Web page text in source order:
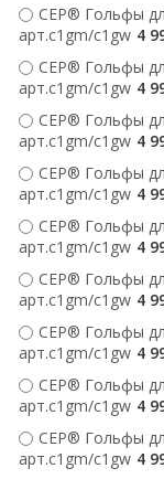
CEP® Гольфы
арт.c1gm/c1gw 4
CEP® Гольфы
арт.c1gm/c1gw 4
CEP® Гольфы
арт.c1gm/c1gw 4
CEP® Гольфы
арт.c1gm/c1gw 4
CEP® Гольфы
арт.c1gm/c1gw 4
CEP® Гольфы
арт.c1gm/c1gw 4
CEP® Гольфы
арт.c1gm/c1gw 4
CEP® Гольфы
арт.c1gm/c1gw 4
CEP® Гольфы
арт.c1gm/c1gw 4